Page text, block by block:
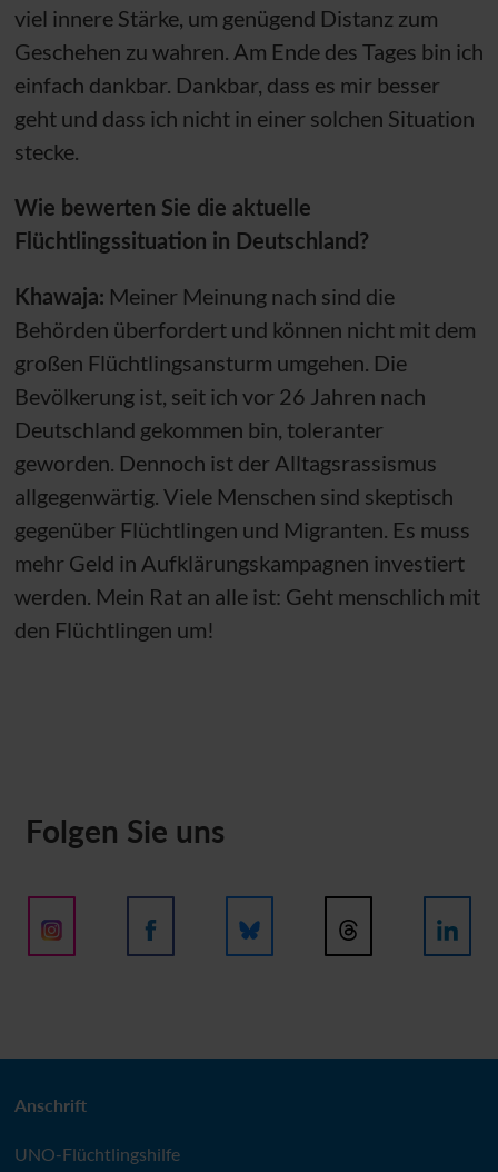
viel innere Stärke, um genügend Distanz zum
Geschehen zu wahren. Am Ende des Tages bin ich
einfach dankbar. Dankbar, dass es mir besser
geht und dass ich nicht in einer solchen Situation
stecke.
Wie bewerten Sie die aktuelle
Flüchtlingssituation in Deutschland?
Khawaja: Meiner Meinung nach sind die
Behörden überfordert und können nicht mit dem
großen Flüchtlingsansturm umgehen. Die
Bevölkerung ist, seit ich vor 26 Jahren nach
Deutschland gekommen bin, toleranter
geworden. Dennoch ist der Alltagsrassismus
allgegenwärtig. Viele Menschen sind skeptisch
gegenüber Flüchtlingen und Migranten. Es muss
mehr Geld in Aufklärungskampagnen investiert
werden. Mein Rat an alle ist: Geht menschlich mit
den Flüchtlingen um!
Folgen Sie uns
Anschrift
UNO-Flüchtlingshilfe